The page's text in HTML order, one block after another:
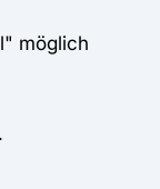
möglich